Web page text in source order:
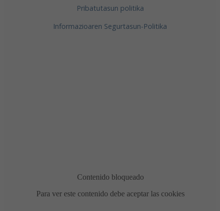
Pribatutasun politika
Informazioaren Segurtasun-Politika